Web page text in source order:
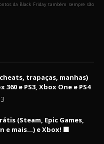
da Black Friday também sempre são
trapaças, manhas)
360 e PS3, Xbox One e PS4
(Steam, Epic Games,
e mais...) e Xbox! 🟩